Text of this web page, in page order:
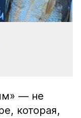
— не
которая,